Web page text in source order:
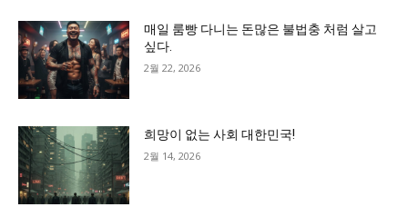
매일 룸빵 다니는 돈많은 불법충 처럼 살고
싶다.
2월 22, 2026
희망이 없는 사회 대한민국!
2월 14, 2026